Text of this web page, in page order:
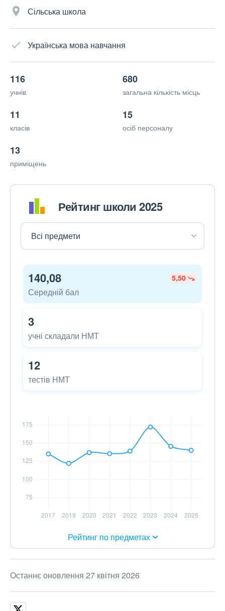
Сільська школа
Українська мова навчання
116
учнів
680
загальна кількість місць
11
класів
15
осіб персоналу
13
приміщень
Рейтинг школи 2025
140,08 5,50
Середній бал
3
учні складали НМТ
12
тестів НМТ
Рейтинг по предметах
Останнє оновлення 27 квітня 2026